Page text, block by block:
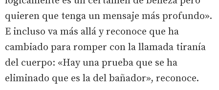
quieren que tenga un mensaje más profundo».
E incluso va más allá y reconoce que ha
cambiado para romper con la llamada tiranía
del cuerpo: «Hay una prueba que se ha
eliminado que es la del bañador», reconoce.